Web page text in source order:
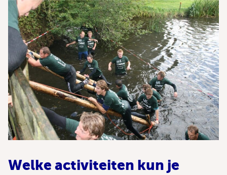
Welke activiteiten kun je